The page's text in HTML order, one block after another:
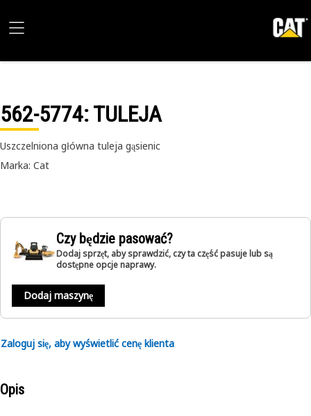
562-5774: TULEJA
Uszczelniona główna tuleja gąsienic
Marka: Cat
Czy będzie pasować?
Dodaj sprzęt, aby sprawdzić, czy ta część pasuje lub są
dostępne opcje naprawy.
Dodaj maszynę
Zaloguj się, aby wyświetlić cenę klienta
Opis